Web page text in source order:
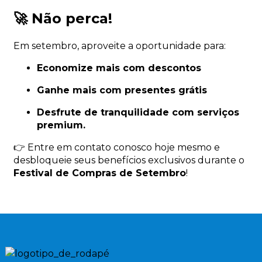
🚀 Não perca!
Em setembro, aproveite a oportunidade para:
Economize mais com descontos
Ganhe mais com presentes grátis
Desfrute de tranquilidade com serviços
premium.
👉 Entre em contato conosco hoje mesmo e
desbloqueie seus benefícios exclusivos durante o
Festival de Compras de Setembro!